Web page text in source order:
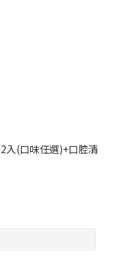
入(口味任選)+口腔清